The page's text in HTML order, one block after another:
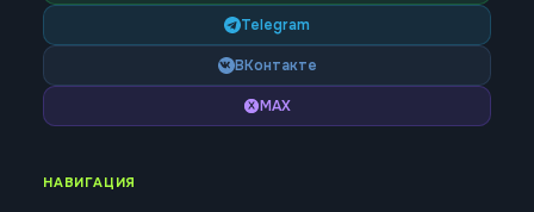
Telegram
ВКонтакте
MAX
НАВИГАЦИЯ